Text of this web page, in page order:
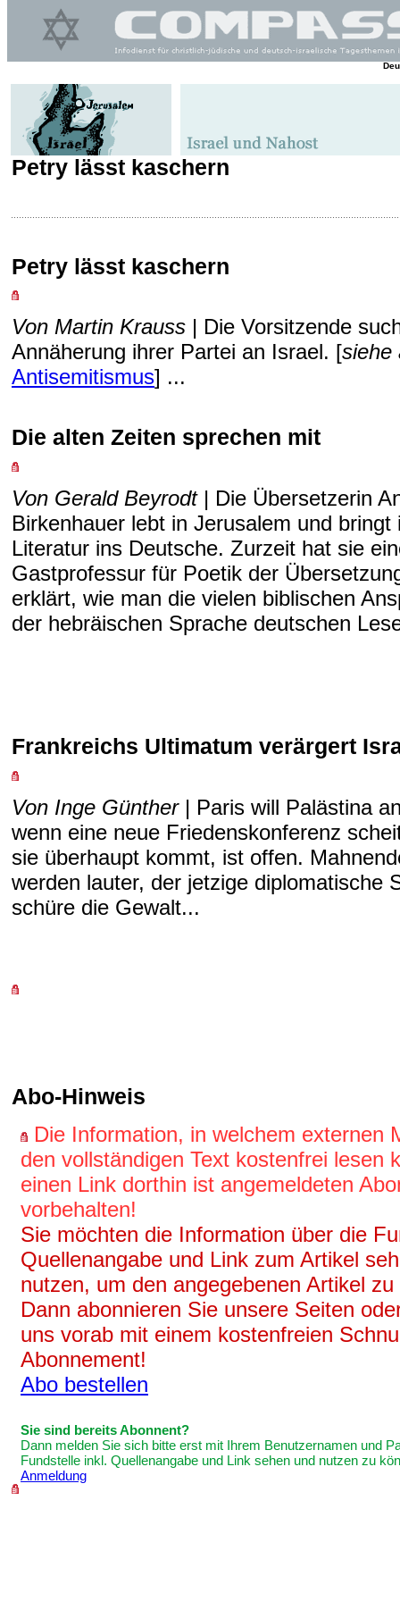
Petry lässt kaschern
Petry lässt kaschern
Von Martin Krauss | Die Vorsitzende
Annäherung ihrer Partei an Israel. [siehe
Antisemitismus] ...
Die alten Zeiten sprechen mit
Von Gerald Beyrodt| Die Übersetzerin
Birkenhauer lebt in Jerusalem und bringt
Literatur ins Deutsche. Zurzeit hat sie
Gastprofessur für Poetik der
erklärt, wie man die vielen biblischen
der hebräischen Sprache deutschen
Frankreichs Ultimatum verärgert
Von Inge Günther| Paris will Palästina
wenn eine neue Friedenskonferenz
sie überhaupt kommt, ist offen.
werden lauter, der jetzige diplomatische
schüre die Gewalt...
Abo-Hinweis
Die Information, in welchem externen
den vollständigen Text kostenfrei lesen
einen Link dorthin ist angemeldeten
vorbehalten!
Sie möchten die Information über die
Quellenangabe und Link zum Artikel
nutzen, um den angegebenen Artikel zu
Dann abonnieren Sie unsere Seiten
uns vorab mit einem kostenfreien
Abonnement!
Abo bestellen
Sie sind bereits Abonnent?
Dann melden Sie sich bitte erst mit Ihrem Benutzernamen und
Fundstelle inkl. Quellenangabe und Link sehen und nutzen zu
Anmeldung